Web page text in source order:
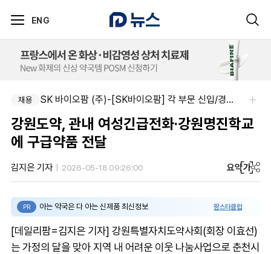
ENG
채용 주식회사 에일리크-메디컬 커뮤니케이션 컨설턴트(Associate) / 메디컬라이터 채용
채용 SK 바이오팜 (주)-[SK바이오팜] 각 부문 신입/경력 구성원 영입
강원도약, 관내 여성긴급전화·강원명진학교
에 구급약품 전달
김지은 기자 2026-05-18 09:26:00 요약가
PR 아는 약국은 다 아는 신제품 최신정보 팜스타클럽
[데일리팜=김지은 기자] 강원특별자치도약사회(회장 이효선)
는 가정의 달을 맞아 지역 내 어려운 이웃 나눔사업으로 춘천시